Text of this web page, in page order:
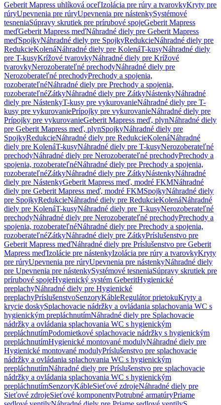
Geberit Mapress uhlíková oceľIzolácia pre rúry a tvarovkyKryty pre
rúryUpevnenia pre rúryUpevnenia pre nástenkySystémové
tesneniaSúpravy skrutiek pre prírubové spojeGeberit Mapress
meďGeberit Mapress meďNáhradné diely pre Geberit Mapress
meďSpojkyNáhradné diely pre SpojkyRedukcieNáhradné diely pre
RedukcieKolenáNáhradné diely pre KolenáT-kusyNáhradné diely
pre T-kusyKrížové tvarovkyNáhradné diely pre Krížové
tvarovkyNerozoberateľné prechodyNáhradné diely pre
Nerozoberateľné prechodyPrechody a spojenia,
rozoberateľnéNáhradné diely pre Prechody a spojenia,
rozoberateľnéZátkyNáhradné diely pre ZátkyNástenkyNáhradné
diely pre NástenkyT-kusy pre vykurovanieNáhradné diely pre T-
kusy pre vykurovaniePrípojky pre vykurovanieNáhradné diely pre
Prípojky pre vykurovanieGeberit Mapress meď, plynNáhradné diely
pre Geberit Mapress meď, plynSpojkyNáhradné diely pre
SpojkyRedukcieNáhradné diely pre RedukcieKolenáNáhradné
diely pre KolenáT-kusyNáhradné diely pre T-kusyNerozoberateľné
prechodyNáhradné diely pre Nerozoberateľné prechodyPrechody a
spojenia, rozoberateľnéNáhradné diely pre Prechody a spojenia,
rozoberateľnéZátkyNáhradné diely pre ZátkyNástenkyNáhradné
diely pre NástenkyGeberit Mapress meď, modré FKMNáhradné
diely pre Geberit Mapress meď, modré FKMSpojkyNáhradné diely
pre SpojkyRedukcieNáhradné diely pre RedukcieKolenáNáhradné
diely pre KolenáT-kusyNáhradné diely pre T-kusyNerozoberateľné
prechodyNáhradné diely pre Nerozoberateľné prechodyPrechody a
spojenia, rozoberateľnéNáhradné diely pre Prechody a spojenia,
rozoberateľnéZátkyNáhradné diely pre ZátkyPríslušenstvo pre
Geberit Mapress meďNáhradné diely pre Príslušenstvo pre Geberit
Mapress meďIzolácie pre nástenkyIzolácia pre rúry a tvarovkyKryty
pre rúryUpevnenia pre rúryUpevnenia pre nástenkyNáhradné diely
pre Upevnenia pre nástenkySystémové tesneniaSúpravy skrutiek pre
prírubové spojeHygienický systém GeberitHygienické
preplachyNáhradné diely pre Hygienické
preplachyPríslušenstvoSenzoryKábleRegulátor prietokuKryty a
krycie doskySplachovacie nádržky a ovládania splachovania WC s
hygienickým prepláchnutímNáhradné diely pre Splachovacie
nádržky a ovládania splachovania WC s hygienickým
prepláchnutímPodomietkové splachovacie nádržky s hygienickým
prepláchnutímHygienické montované modulyNáhradné diely pre
Hygienické montované modulyPríslušenstvo pre splachovacie
nádržky a ovládania splachovania WC s hygienickým
prepláchnutímNáhradné diely pre Príslušenstvo pre splachovacie
nádržky a ovládania splachovania WC s hygienickým
prepláchnutímSenzoryKábleSieťové zdrojeNáhradné diely pre
Sieťové zdrojeSieťové komponentyPotrubné armatúryPriame